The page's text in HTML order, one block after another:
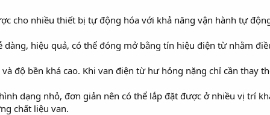
cho nhiều thiết bị tự động hóa với khả năng vận hành tự
dàng, hiệu quả, có thể đóng mở bằng tín hiệu điện từ nhằm
độ bền khá cao. Khi van điện từ hư hỏng nặng chỉ cần thay
dạng nhỏ, đơn giản nên có thể lắp đặt được ở nhiều vị trí
chất liệu van.